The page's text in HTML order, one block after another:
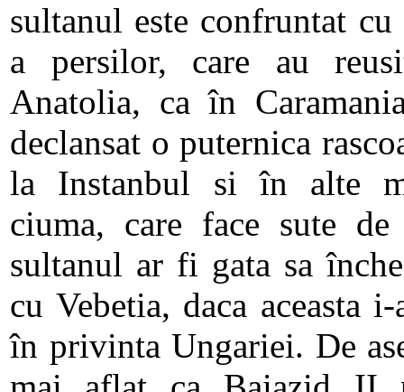
sultanul este confruntat cu
a persilor, care au
Anatolia, ca în
declansat o puternica
la Instanbul si în alte
ciuma, care face sute
sultanul ar fi gata sa
cu Vebetia, daca aceasta
în privinta Ungariei. De